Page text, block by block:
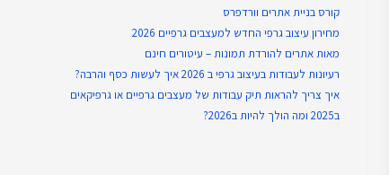
קורס בניית אתרים וורדפרס
מחירון עיצוב גרפי החדש למעצבים גרפיים 2026
מאות אתרים להורדת תמונות – עיטורים חינם
רעיונות לעבודות בעיצוב גרפי ב 2026 איך לעשות כסף והרבה?
איך צריך להראות תיק עבודות של מעצבים גרפיים או גרפיקאים
ב2025 ומה הולך להיות ב2026?